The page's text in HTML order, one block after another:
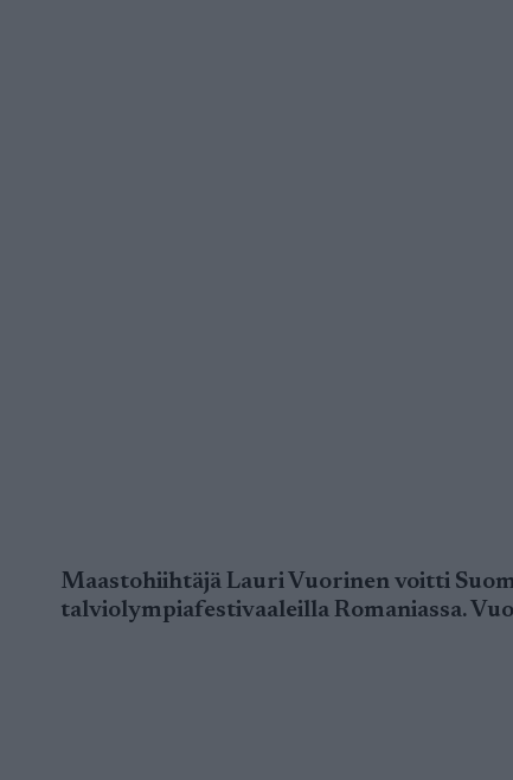
Maastohiihtäjä Lauri Vuorinen voitti
talviolympiafestivaaleilla Romaniassa.